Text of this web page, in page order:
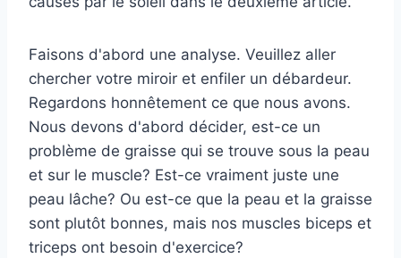
Faisons d'abord une analyse. Veuillez aller
chercher votre miroir et enfiler un débardeur.
Regardons honnêtement ce que nous avons.
Nous devons d'abord décider, est-ce un
problème de graisse qui se trouve sous la peau
et sur le muscle? Est-ce vraiment juste une
peau lâche? Ou est-ce que la peau et la graisse
sont plutôt bonnes, mais nos muscles biceps et
triceps ont besoin d'exercice?